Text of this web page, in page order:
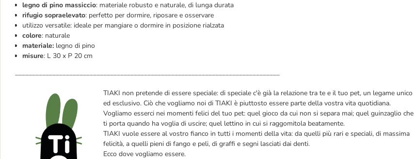
legno di pino massiccio: materiale robusto e naturale, di lunga durata
rifugio sopraelevato: perfetto per dormire, riposare e osservare
utilizzo versatile: ideale per mangiare o dormire in posizione rialzata
colore: naturale
materiale: legno di pino
misure: L 30 x P 20 cm
______________________________________________________________________________
TIAKI non pretende di essere speciale: di speciale c'è già la relazione tra te e il tuo pet, un legame unico
ed esclusivo. Ciò che vogliamo noi di TIAKI è piuttosto essere parte della vostra vita quotidiana.
Vogliamo esserci nei momenti felici del tuo pet: quel gioco da cui non si separa mai; quel guinzaglio che
ti porta quando ha voglia di uscire; quel lettino in cui si raggomitola beatamente.
TIAKI vuole essere al vostro fianco in tutti i momenti della vita: da quelli più rari e speciali, di massima
felicità, a quelli pieni di fango e peli, di graffi e segni lasciati dai denti.
Ecco dove vogliamo essere.